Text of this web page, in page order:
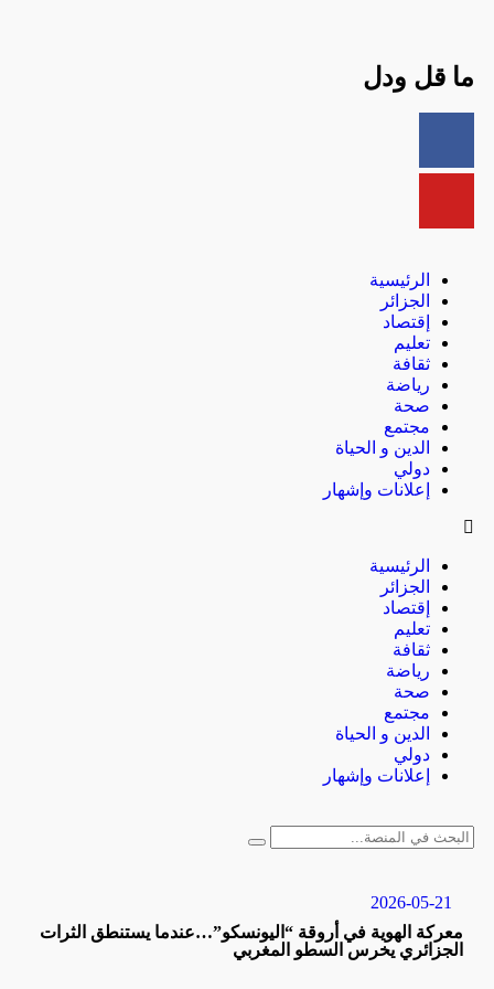
ما قل ودل
الرئيسية
الجزائر
إقتصاد
تعليم
ثقافة
رياضة
صحة
مجتمع
الدين و الحياة
دولي
إعلانات وإشهار
الرئيسية
الجزائر
إقتصاد
تعليم
ثقافة
رياضة
صحة
مجتمع
الدين و الحياة
دولي
إعلانات وإشهار
2026-05-21
معركة الهوية في أروقة “اليونسكو”…عندما يستنطق الثرات
الجزائري يخرس السطو المغربي